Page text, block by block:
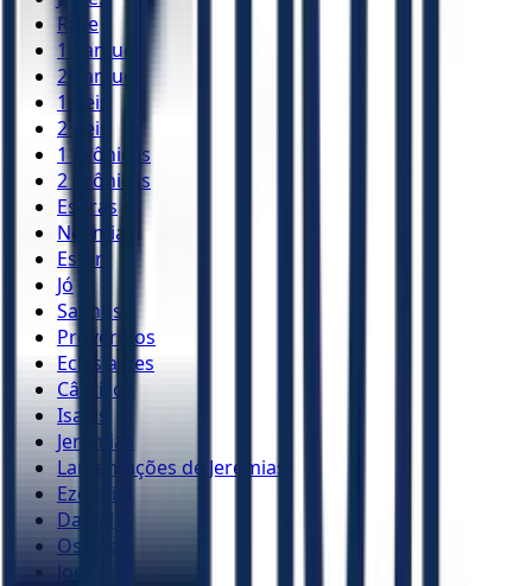
Rute
1 Samuel
2 Samuel
1 Reis
2 Reis
1 Crônicas
2 Crônicas
Esdras
Neemias
Ester
Jó
Salmos
Provérbios
Eclesiastes
Cânticos
Isaías
Jeremias
Lamentações de Jeremias
Ezequiel
Daniel
Oséias
Joel